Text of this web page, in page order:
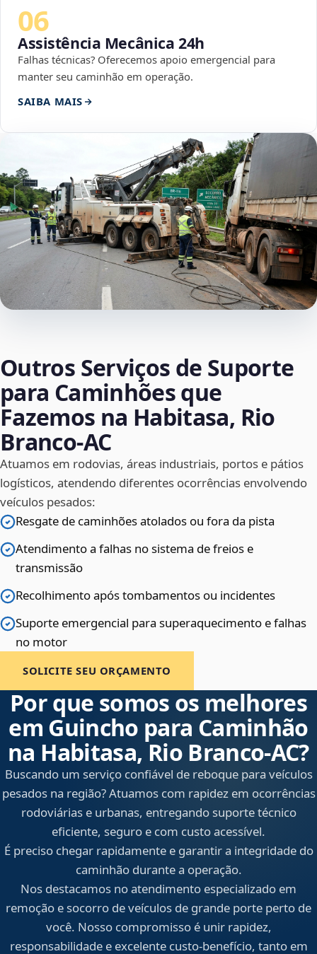
06
Assistência Mecânica 24h
Falhas técnicas? Oferecemos apoio emergencial para
manter seu caminhão em operação.
SAIBA MAIS
Outros Serviços de Suporte
para Caminhões que
Fazemos na Habitasa, Rio
Branco‑AC
Atuamos em rodovias, áreas industriais, portos e pátios
logísticos, atendendo diferentes ocorrências envolvendo
veículos pesados:
Resgate de caminhões atolados ou fora da pista
Atendimento a falhas no sistema de freios e
transmissão
Recolhimento após tombamentos ou incidentes
Suporte emergencial para superaquecimento e falhas
no motor
SOLICITE SEU ORÇAMENTO
Por que somos os melhores
em Guincho para Caminhão
na Habitasa, Rio Branco‑AC?
Buscando um serviço confiável de reboque para veículos
pesados na região? Atuamos com rapidez em ocorrências
rodoviárias e urbanas, entregando suporte técnico
eficiente, seguro e com custo acessível.
É preciso chegar rapidamente e garantir a integridade do
caminhão durante a operação.
Nos destacamos no atendimento especializado em
remoção e socorro de veículos de grande porte perto de
você. Nosso compromisso é unir rapidez,
responsabilidade e excelente custo-benefício, tanto em